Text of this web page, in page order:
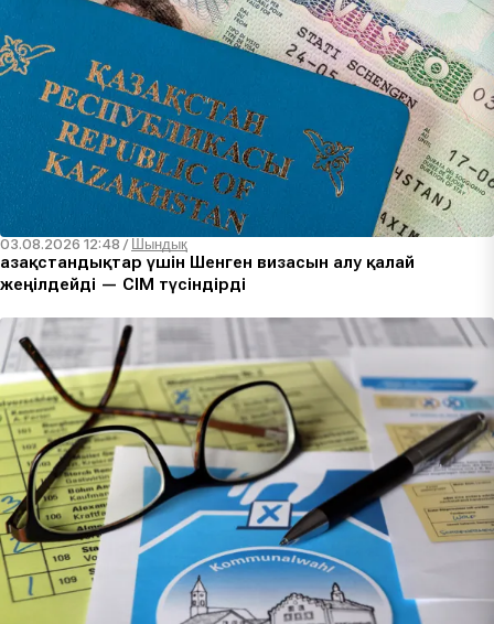
03.08.2026 12:48 / Шындық
Қазақстандықтар үшін Шенген визасын алу қалай
жеңілдейді — СІМ түсіндірді